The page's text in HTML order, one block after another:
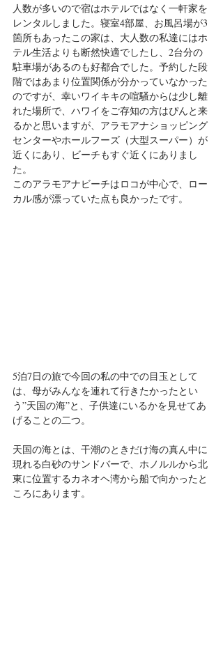
人数が多いので宿はホテルではなく一軒家を
レンタルしました。寝室4部屋、お風呂場が3
箇所もあったこの家は、大人数の私達にはホ
テル生活よりも断然快適でしたし、2台分の
駐車場があるのも好都合でした。予約した段
階ではあまり位置関係が分かっていなかった
のですが、幸いワイキキの喧騒からは少し離
れた場所で、ハワイをご存知の方はぴんと来
るかと思いますが、アラモアナショッピング
センターやホールフーズ（大型スーパー）が
近くにあり、ビーチもすぐ近くにありまし
た。
このアラモアナビーチはロコが中心で、ロー
カル感が漂っていた点も良かったです。
5泊7日の旅で今回の私の中での目玉として
は、母がみんなを連れて行きたかったとい
う”天国の海”と、子供達にいるかを見せてあ
げることの二つ。
天国の海とは、干潮のときだけ海の真ん中に
現れる白砂のサンドバーで、ホノルルから北
東に位置するカネオヘ湾から船で向かったと
ころにあります。